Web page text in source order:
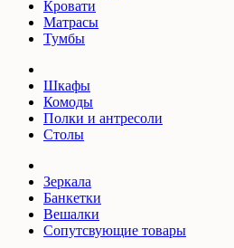
Кровати
Матрасы
Тумбы
Шкафы
Комоды
Полки и антресоли
Столы
Зеркала
Банкетки
Вешалки
Сопутсвующие товары